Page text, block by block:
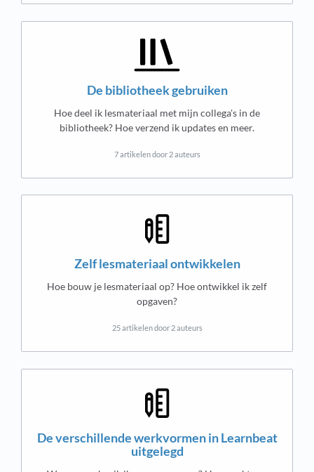
De bibliotheek gebruiken
Hoe deel ik lesmateriaal met mijn collega's in de
bibliotheek? Hoe verzend ik updates en meer.
7 artikelen door 2 auteurs
Zelf lesmateriaal ontwikkelen
Hoe bouw je lesmateriaal op? Hoe ontwikkel ik zelf
opgaven?
25 artikelen door 2 auteurs
De verschillende werkvormen in Learnbeat
uitgelegd